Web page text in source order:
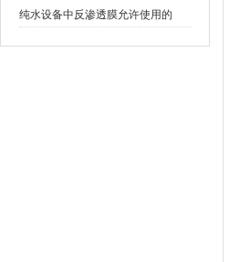
纯水设备中反渗透膜允许使用的